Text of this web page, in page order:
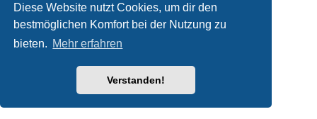
Diese Website nutzt Cookies, um dir den
bestmöglichen Komfort bei der Nutzung zu
bieten. Mehr erfahren
Verstanden!